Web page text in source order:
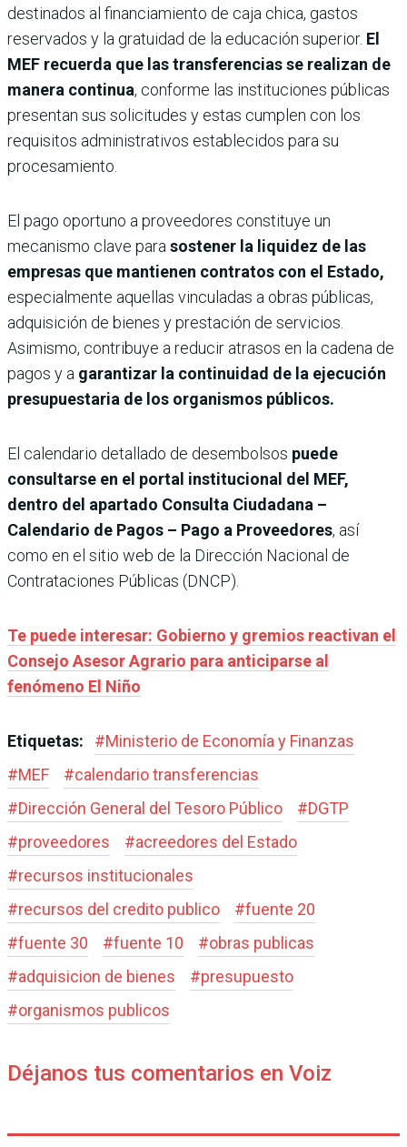
destinados al financiamiento de caja chica, gastos
reservados y la gratuidad de la educación superior. El
MEF recuerda que las transferencias se realizan de
manera continua, conforme las instituciones públicas
presentan sus solicitudes y estas cumplen con los
requisitos administrativos establecidos para su
procesamiento.
El pago oportuno a proveedores constituye un
mecanismo clave parasostener la liquidez de las
empresas que mantienen contratos con el Estado,
especialmente aquellas vinculadas a obras públicas,
adquisición de bienes y prestación de servicios.
Asimismo, contribuye a reducir atrasos en la cadena de
pagos y a garantizar la continuidad de la ejecución
presupuestaria de los organismos públicos.
El calendario detallado de desembolsos puede
consultarse en el portal institucional del MEF,
dentro del apartado Consulta Ciudadana –
Calendario de Pagos – Pago a Proveedores, así
como en el sitio web de la Dirección Nacional de
Contrataciones Públicas (DNCP).
Te puede interesar: Gobierno y gremios reactivan el
Consejo Asesor Agrario para anticiparse al
fenómeno El Niño
Etiquetas: #Ministerio de Economía y Finanzas
#MEF #calendario transferencias
#Dirección General del Tesoro Público #DGTP
#proveedores #acreedores del Estado
#recursos institucionales
#recursos del credito publico #fuente 20
#fuente 30 #fuente 10 #obras publicas
#adquisicion de bienes #presupuesto
#organismos publicos
Déjanos tus comentarios en Voiz